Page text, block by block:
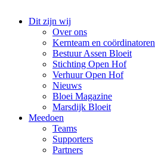
Dit zijn wij
Over ons
Kernteam en coördinatoren
Bestuur Assen Bloeit
Stichting Open Hof
Verhuur Open Hof
Nieuws
Bloei Magazine
Marsdijk Bloeit
Meedoen
Teams
Supporters
Partners